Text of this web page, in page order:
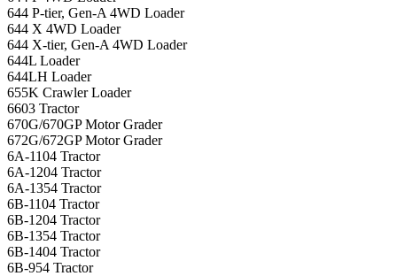
644 P-tier, Gen-A 4WD Loader
644 X 4WD Loader
644 X-tier, Gen-A 4WD Loader
644L Loader
644LH Loader
655K Crawler Loader
6603 Tractor
670G/670GP Motor Grader
672G/672GP Motor Grader
6A-1104 Tractor
6A-1204 Tractor
6A-1354 Tractor
6B-1104 Tractor
6B-1204 Tractor
6B-1354 Tractor
6B-1404 Tractor
6B-954 Tractor